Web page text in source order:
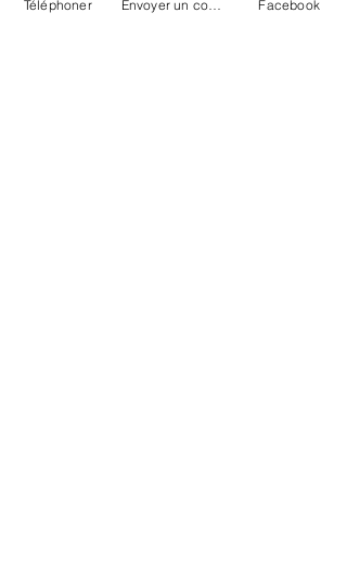
II. Personnel qualifié, Suivis simplifiés,
Téléphoner Facebook